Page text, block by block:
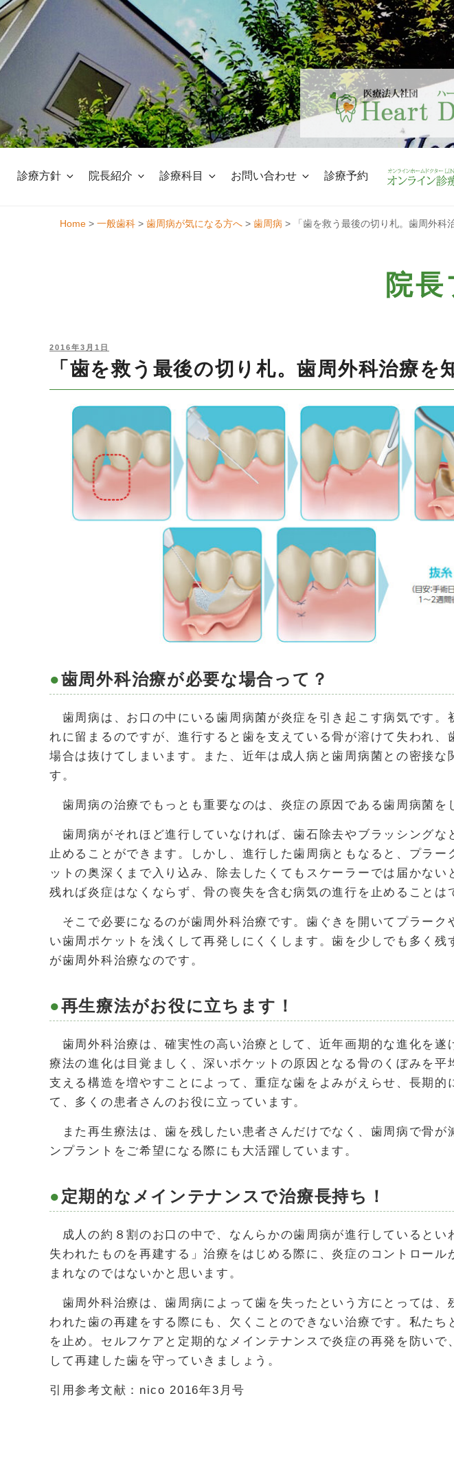
Skip
to
content
診療方針 院長紹介 診療科目 お問い合わせ 診療予約
Home > 一般歯科 > 歯周病が気になる方へ > 歯周病 > 「歯を救う最後の切り札。歯周外科
院
POSTED
ON
2016年3月1日
「歯を救う最後の切り札。歯周外科治療を
歯周外科治療が必要な場合って？
歯周病は、お口の中にいる歯周病菌が炎症を引き起こす病気です。
れに留まるのですが、進行すると歯を支えている骨が溶けて失われ、
場合は抜けてしまいます。また、近年は成人病と歯周病菌との密接な
す。
歯周病の治療でもっとも重要なのは、炎症の原因である歯周病菌を
歯周病がそれほど進行していなければ、歯石除去やブラッシングな
止めることができます。しかし、進行した歯周病ともなると、プラー
ットの奥深くまで入り込み、除去したくてもスケーラーでは届かない
残れば炎症はなくならず、骨の喪失を含む病気の進行を止めることは
そこで必要になるのが歯周外科治療です。歯ぐきを開いてプラーク
い歯周ポケットを浅くして再発しにくくします。歯を少しでも多く残
が歯周外科治療なのです。
再生療法がお役に立ちます！
歯周外科治療は、確実性の高い治療として、近年画期的な進化を遂
療法の進化は目覚ましく、深いポケットの原因となる骨のくぼみを平
支える構造を増やすことによって、重症な歯をよみがえらせ、長期的
て、多くの患者さんのお役に立っています。
また再生療法は、歯を残したい患者さんだけでなく、歯周病で骨が
ンプラントをご希望になる際にも大活躍しています。
定期的なメインテナンスで治療長持ち！
成人の約８割のお口の中で、なんらかの歯周病が進行しているとい
失われたものを再建する」治療をはじめる際に、炎症のコントロール
まれなのではないかと思います。
歯周外科治療は、歯周病によって歯を失ったという方にとっては、
われた歯の再建をする際にも、欠くことのできない治療です。私たち
を止め。セルフケアと定期的なメインテナンスで炎症の再発を防いで
して再建した歯を守っていきましょう。
引用参考文献：nico 2016年3月号